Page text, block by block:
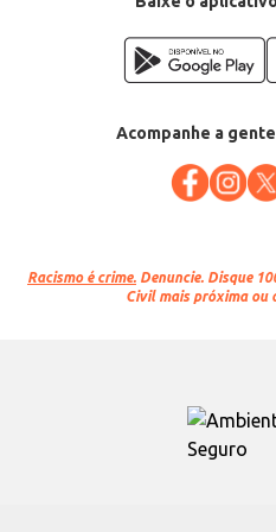
Acompanhe a
Racismo é crime. Denuncie. Disque
Civil mais próxima ou